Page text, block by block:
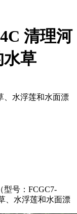
清理河
水草
、水浮莲和水面漂
型号：FCGC7-
、水浮莲和水面漂